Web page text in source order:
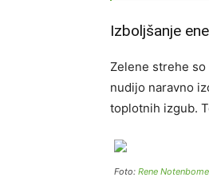
Izboljšanje
Zelene strehe
nudijo naravno
toplotnih izgub.
Foto: Rene